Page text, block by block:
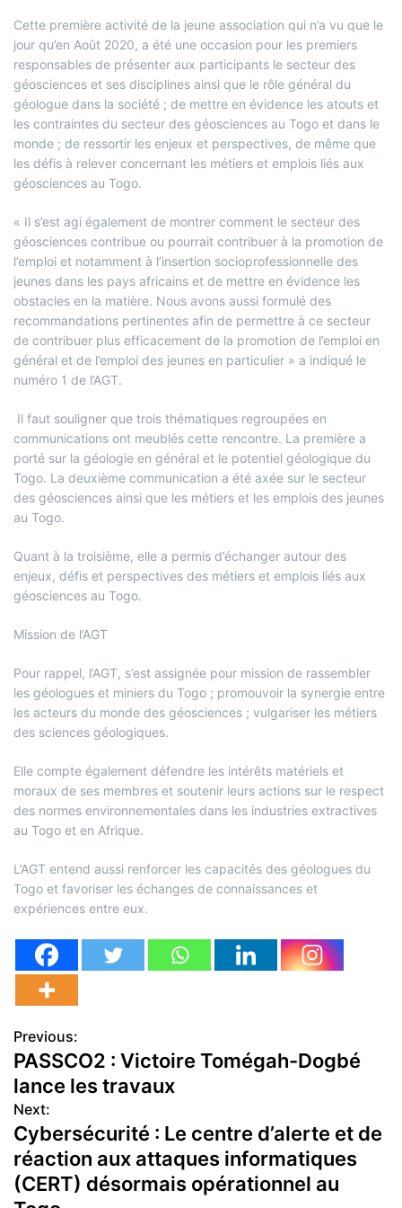
Cette première activité de la jeune association qui n’a vu que le
jour qu’en Août 2020, a été une occasion pour les premiers
responsables de présenter aux participants le secteur des
géosciences et ses disciplines ainsi que le rôle général du
géologue dans la société ; de mettre en évidence les atouts et
les contraintes du secteur des géosciences au Togo et dans le
monde ; de ressortir les enjeux et perspectives, de même que
les défis à relever concernant les métiers et emplois liés aux
géosciences au Togo.
« Il s’est agi également de montrer comment le secteur des
géosciences contribue ou pourrait contribuer à la promotion de
l’emploi et notamment à l’insertion socioprofessionnelle des
jeunes dans les pays africains et de mettre en évidence les
obstacles en la matière. Nous avons aussi formulé des
recommandations pertinentes afin de permettre à ce secteur
de contribuer plus efficacement de la promotion de l’emploi en
général et de l’emploi des jeunes en particulier » a indiqué le
numéro 1 de l’AGT.
Il faut souligner que trois thématiques regroupées en
communications ont meublés cette rencontre. La première a
porté sur la géologie en général et le potentiel géologique du
Togo. La deuxième communication a été axée sur le secteur
des géosciences ainsi que les métiers et les emplois des jeunes
au Togo.
Quant à la troisième, elle a permis d’échanger autour des
enjeux, défis et perspectives des métiers et emplois liés aux
géosciences au Togo.
Mission de l’AGT
Pour rappel, l’AGT, s’est assignée pour mission de rassembler
les géologues et miniers du Togo ; promouvoir la synergie entre
les acteurs du monde des géosciences ; vulgariser les métiers
des sciences géologiques.
Elle compte également défendre les intérêts matériels et
moraux de ses membres et soutenir leurs actions sur le respect
des normes environnementales dans les industries extractives
au Togo et en Afrique.
L’AGT entend aussi renforcer les capacités des géologues du
Togo et favoriser les échanges de connaissances et
expériences entre eux.
N
a
v
i
g
Previous:
PASSCO2 : Victoire Tomégah-Dogbé
lance les travaux
Next:
Cybersécurité : Le centre d’alerte et de
réaction aux attaques informatiques
(CERT) désormais opérationnel au